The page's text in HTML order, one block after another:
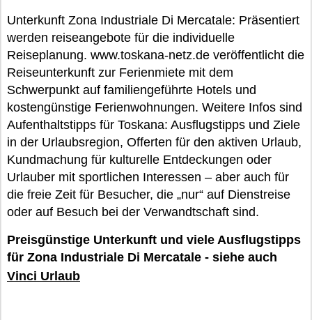
Unterkunft Zona Industriale Di Mercatale: Präsentiert
werden reiseangebote für die individuelle
Reiseplanung. www.toskana-netz.de veröffentlicht die
Reiseunterkunft zur Ferienmiete mit dem
Schwerpunkt auf familiengeführte Hotels und
kostengünstige Ferienwohnungen. Weitere Infos sind
Aufenthaltstipps für Toskana: Ausflugstipps und Ziele
in der Urlaubsregion, Offerten für den aktiven Urlaub,
Kundmachung für kulturelle Entdeckungen oder
Urlauber mit sportlichen Interessen – aber auch für
die freie Zeit für Besucher, die „nur“ auf Dienstreise
oder auf Besuch bei der Verwandtschaft sind.
Preisgünstige Unterkunft und viele Ausflugstipps
für Zona Industriale Di Mercatale - siehe auch
Vinci Urlaub